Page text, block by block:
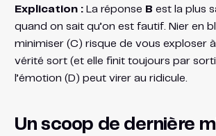
Explication :La réponse B est la plus
quand on sait qu’on est fautif. Nier en
minimiser (C) risque de vous exploser
vérité sort (et elle finit toujours par
l’émotion (D) peut virer au ridicule.
Un scoop de dernière